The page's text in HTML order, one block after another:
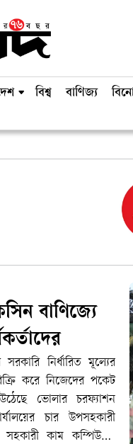
বিশ্ব বাণিজ্য
বাণিজ্যে
নির্ধারিত মূল্যের
করে নিজেদের পকেট
ভোলার চরফ্যাশন
চার উপসহকারী
কাম কম্পিউটার